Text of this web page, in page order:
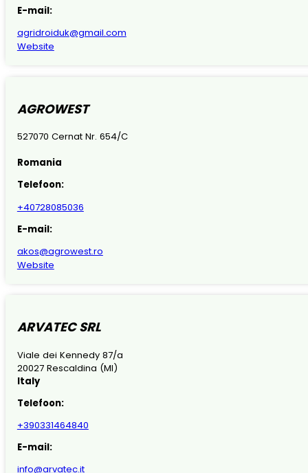
E-mail:
agridroiduk@gmail.com
Website
AGROWEST
527070 Cernat Nr. 654/C
Romania
Telefoon:
+40728085036
E-mail:
akos@agrowest.ro
Website
ARVATEC SRL
Viale dei Kennedy 87/a
20027 Rescaldina (MI)
Italy
Telefoon:
+390331464840
E-mail:
info@arvatec.it